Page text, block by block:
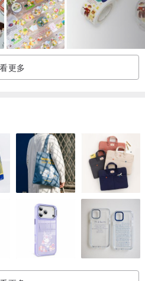
看更多